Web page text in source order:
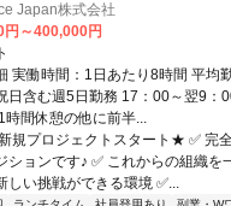
Japan株式会社
円～400,000円
実働時間：1日あたり8時間 平
日含む週5日勤務 17：00～翌9
時間休憩の他に前半...
規プロジェクトスタート★ ✅ 完
ションです♪ ✅ これからの組織を
しい挑戦ができる環境 ✅...